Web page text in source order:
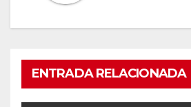
ENTRADA RELACIONADA